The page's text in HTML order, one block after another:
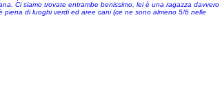
Ci siamo trovate entrambe benissimo, lei è una ragazza davvero
di luoghi verdi ed aree cani (ce ne sono almeno 5/6 nelle